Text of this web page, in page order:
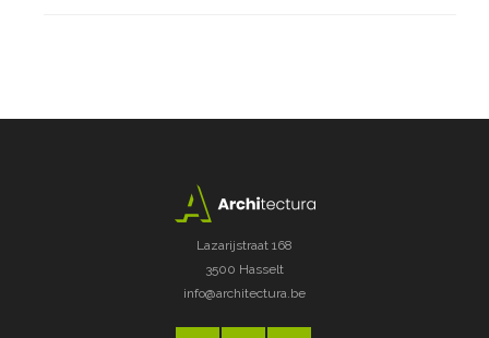
Lazarijstraat 168
3500 Hasselt
info@architectura.be